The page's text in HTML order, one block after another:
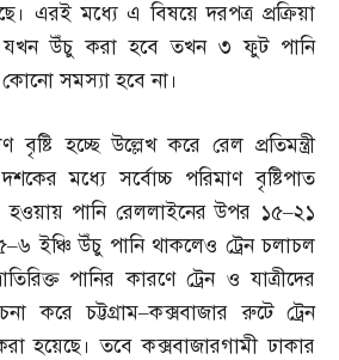
এরই মধ্যে এ বিষয়ে দরপত্র প্রক্রিয়া
যখন উঁচু করা হবে তখন ৩ ফুট পানি
সমস্যা হবে না।
বৃষ্টি হচ্ছে উল্লেখ করে রেল প্রতিমন্ত্রী
দশকের মধ্যে সর্বোচ্চ পরিমাণ বৃষ্টিপাত
হওয়ায় পানি রেললাইনের উপর ১৫–২১
–৬ ইঞ্চি উঁচু পানি থাকলেও ট্রেন চলাচল
পানির কারণে ট্রেন ও যাত্রীদের
করে চট্টগ্রাম–কক্সবাজার রুটে ট্রেন
হয়েছে। তবে কক্সবাজারগামী ঢাকার